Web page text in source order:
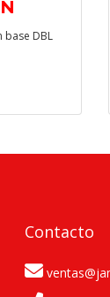
base DBL
Contacto